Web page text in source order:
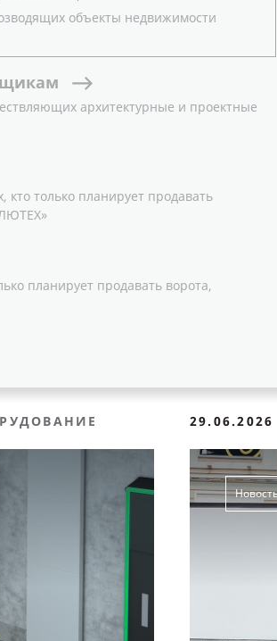
объекты недвижимости
архитектурные и проектные
только планирует продавать
планирует продавать ворота,
для
решение
29.06.2026